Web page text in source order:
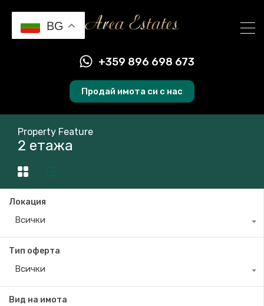
+359 896 698 673
Продай имота си с нас
Property Feature
2 етажа
Локация
Всички
Тип оферта
Всички
Вид на имота
BG